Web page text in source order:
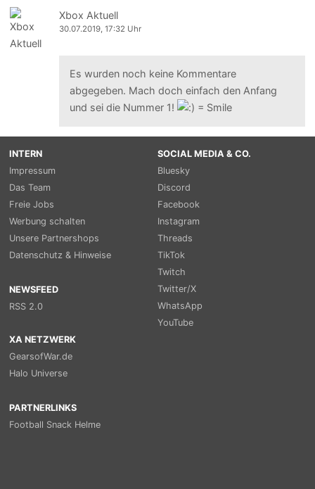
Xbox Aktuell
30.07.2019, 17:32 Uhr
Es wurden noch keine Kommentare
abgegeben. Mach doch einfach den Anfang
und sei die Nummer 1!
INTERN
Impressum
Das Team
Freie Jobs
Werbung schalten
Unsere Partnershops
Datenschutz & Hinweise
NEWSFEED
RSS 2.0
SOCIAL MEDIA & CO.
Bluesky
Discord
Facebook
Instagram
Threads
TikTok
Twitch
Twitter/X
WhatsApp
YouTube
XA NETZWERK
GearsofWar.de
Halo Universe
PARTNERLINKS
Football Snack Helme